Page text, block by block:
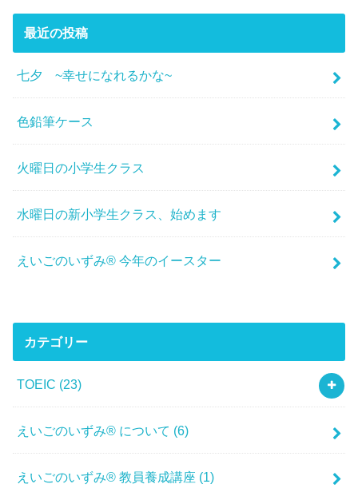
最近の投稿
七夕 ~幸せになれるかな~
色鉛筆ケース
火曜日の小学生クラス
水曜日の新小学生クラス、始めます
えいごのいずみ® 今年のイースター
カテゴリー
TOEIC (23)
えいごのいずみ® について (6)
えいごのいずみ® 教員養成講座 (1)